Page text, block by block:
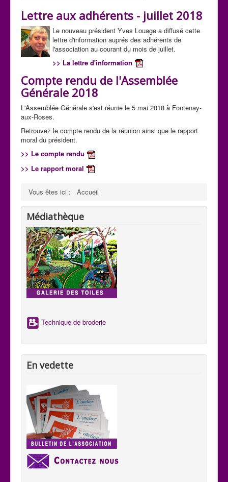
Lettre aux adhérents - juillet 2018
Le nouveau président Yves Louage a diffusé cette
lettre d'information auprés des adhérents de
l'association au courant du mois de juillet.
>> La lettre d'information
Compte rendu de l'Assemblée
Générale 2018
L'Assemblée Générale s'est réunie le 5 mai 2018 à Fontenay-
aux-Roses.
Retrouvez le compte rendu de la réunion ainsi que le rapport
moral du président.
>> Le compte rendu
>> Le rapport moral
Vous êtes ici : Accueil
Médiathèque
Technique de broderie
En vedette